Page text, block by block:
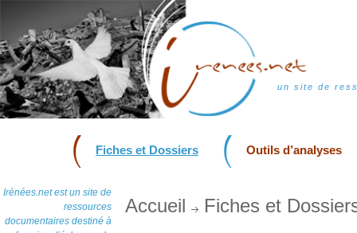
un site de
Fiches et Dossiers Outils d’analyses
Irénées.net est un site de
ressources
documentaires destiné à
Accueil Fiches et